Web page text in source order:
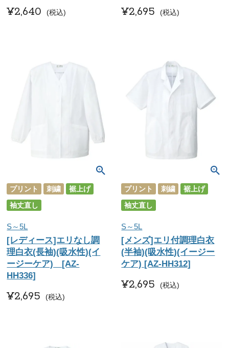
¥2,640 税込 ¥2,695 税込
プリント 刺繍
裾上げ
袖丈直し
S～5L
[レディース]エリなし調
理白衣(長袖)(吸水性)(イ
ージーケア) [AZ-
HH336]
¥2,695 税込
プリント 刺繍
裾上げ
袖丈直し
S～5L
[メンズ]エリ付調理白衣
(半袖)(吸水性)(イージー
ケア) [AZ-HH312]
¥2,695 税込